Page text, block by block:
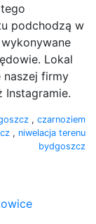
podchodzą w
Lokal
naszej firmy
Instagramie.
, czarnoziem
, niwelacja terenu
bydgoszcz